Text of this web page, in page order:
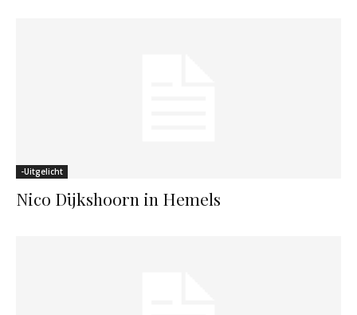
-Uitgelicht
Nico Dijkshoorn in Hemels